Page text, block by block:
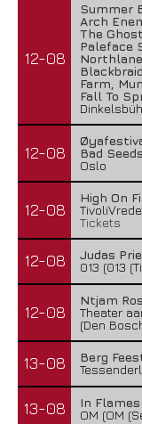
12-08
Summer
Arch
The
Paleface
Farm,
Fall To
12-08
Bad Seeds
Oslo
12-08
High On
Tickets
12-08
Judas
013 (013
12-08
Ntjam
Theater
(Den
13-08
Berg
13-08
In
OM (OM